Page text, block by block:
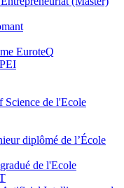
EuroteQ
Science de l'Ecole
diplômé de l’École
de l'Ecole